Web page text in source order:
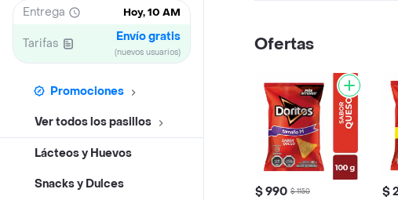
Entrega Hoy, 10 AM
Tarifas Envío gratis
(nuevos usuarios)
Promociones
Ver todos los pasillos
Lácteos y Huevos
Snacks y Dulces
Ofertas
$ 990 $ 1150 $